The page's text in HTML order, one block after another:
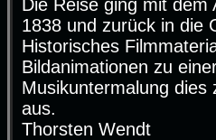
Die Reise ging mit dem
1838 und zurück in die
Historisches
Bildanimationen zu
Musikuntermalung dies
aus.
Thorsten Wendt